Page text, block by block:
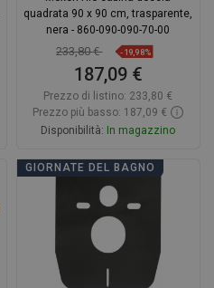
quadrata 90 x 90 cm, trasparente,
nera - 860-090-090-70-00
233,80 € -19,98%
187,09 €
Prezzo di listino: 233,80 €
Prezzo più basso: 187,09 €
Disponibilità: In magazzino
Aggiungi al carrello
GIORNATE DEL BAGNO